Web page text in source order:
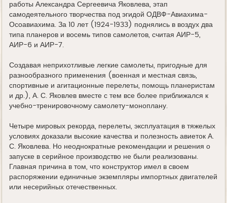
работы Александра Сергеевича Яковлева, этап
самодеятельного творчества под эгидой ОДВФ-Авиахима-
Осоавиахима. За 10 лет (1924-1933) поднялись в воздух два
типа планеров и восемь типов самолетов, считая АИР-5,
АИР-6 и АИР-7.
Создавая неприхотливые легкие самолеты, пригодные для
разнообразного применения (военная и местная связь,
спортивные и агитационные перелеты, помощь планеристам
и др.), А. С. Яковлев вместе с тем все более приближался к
учебно-тренировочному самолету-моноплану.
Четыре мировых рекорда, перелеты, эксплуатация в тяжелых
условиях доказали высокие качества и полезность авиеток А.
С. Яковлева. Но неоднократные рекомендации и решения о
запуске в серийное производство не были реализованы.
Главная причина в том, что конструктор имел в своем
распоряжении единичные экземпляры импортных двигателей
или несерийных отечественных.